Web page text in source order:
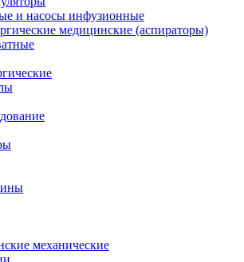
и насосы инфузионные
медицинские (аспираторы)
механические